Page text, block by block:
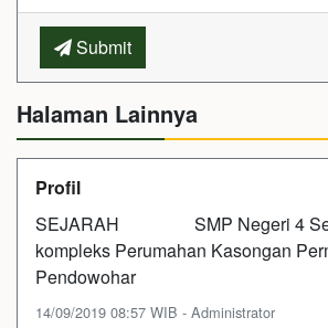
Submit
Halaman Lainnya
Profil
SEJARAH SMP Negeri 4
kompleks Perumahan Kasongan
Pendowohar
14/09/2019 08:57 WIB - Administrator